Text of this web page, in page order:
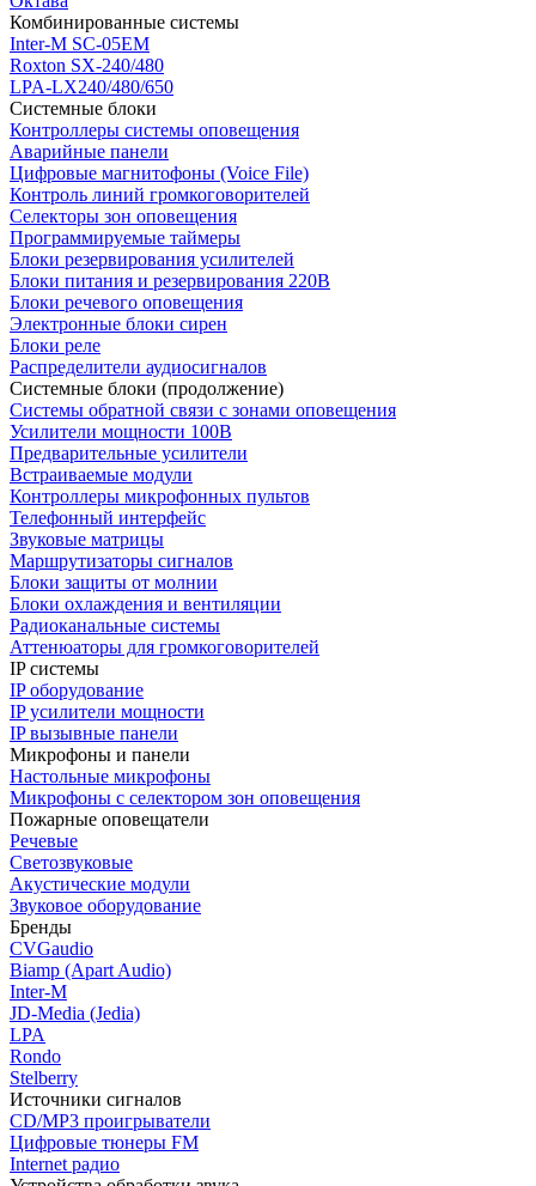
Комбинированные системы
Inter-M SC-05EM
Roxton SX-240/480
LPA-LX240/480/650
Системные блоки
Контроллеры системы оповещения
Аварийные панели
Цифровые магнитофоны (Voice File)
Контроль линий громкоговорителей
Селекторы зон оповещения
Программируемые таймеры
Блоки резервирования усилителей
Блоки питания и резервирования 220В
Блоки речевого оповещения
Электронные блоки сирен
Блоки реле
Распределители аудиосигналов
Системные блоки (продолжение)
Системы обратной связи с зонами оповещения
Усилители мощности 100В
Предварительные усилители
Встраиваемые модули
Контроллеры микрофонных пультов
Телефонный интерфейс
Звуковые матрицы
Маршрутизаторы сигналов
Блоки защиты от молнии
Блоки охлаждения и вентиляции
Радиоканальные системы
Аттенюаторы для громкоговорителей
IP системы
IP оборудование
IP усилители мощности
IP вызывные панели
Микрофоны и панели
Настольные микрофоны
Микрофоны с селектором зон оповещения
Пожарные оповещатели
Речевые
Светозвуковые
Акустические модули
Звуковое оборудование
Бренды
CVGaudio
Biamp (Apart Audio)
Inter-M
JD-Media (Jedia)
LPA
Rondo
Stelberry
Источники сигналов
CD/MP3 проигрыватели
Цифровые тюнеры FM
Internet радио